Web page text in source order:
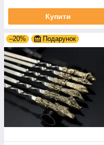
Купити
–20% Подарунок